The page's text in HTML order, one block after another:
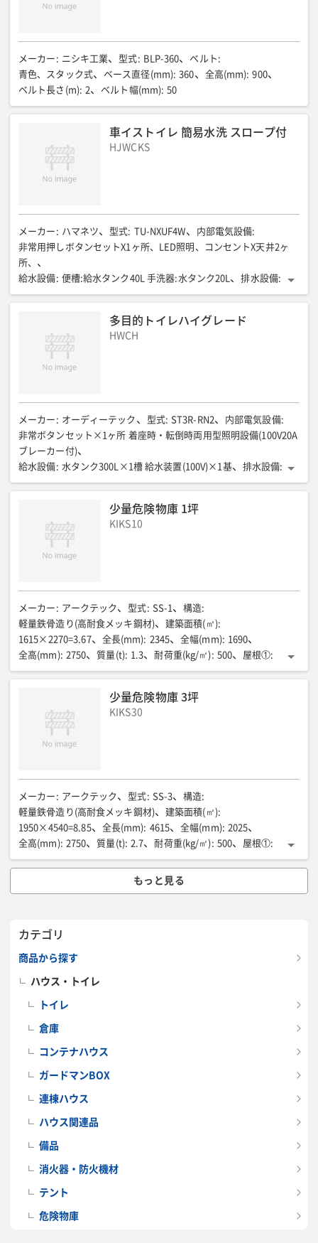
メーカー : ニシキ工業 型式: BLP-360 ベルト :
青色、スタック式
ベース直径(mm): 360 全高(mm): 900
ベルト長さ(m): 2 ベルト幅(mm): 50
車イストイレ 簡易水洗 スロープ付
HJWCKS
メーカー : ハマネツ 型式: TU-NXUF4W 内部電気設備:
非常用押しボタンセットX1ヶ所、LED照明、コンセントX天井2ヶ
所、
給水設備: 便槽:給水タンク40L 手洗器:水タンク20L 排水設備:
汚水タンク約120L
装備: 換気扇、洋式便座、手摺 ドア(mm):
2700 質量(kg): 630
多目的トイレハイグレード
HWCH
メーカー : オーディーテック 型式: ST3R-RN2 内部電気設備:
非常ボタンセット×1ヶ所 着座時・転倒時両用型照明設備(100V20A
ブレーカー付)
給水設備: 水タンク300L×1槽 給水装置(100V)×1基 排水設備:
汚水タンク300L×1槽 中継ポンプ槽100L(100V)×1基
装備:
チ)手すり、背もたれ、カウンター一体型洗面器、鏡×2枚、ベビー
ベット、ベビーチェア
長2020×幅1220×高150
少量危険物庫 1坪
KIKS10
メーカー : アークテック 型式: SS-1 構造:
軽量鉄骨造り(高耐食メッキ鋼材)
建築面積(㎡):
1615×2270=3.67
全長(mm): 2345 全幅(mm): 1690
全高(mm): 2750 質量(t): 1.3 耐荷重(kg/㎡): 500 屋根①:
ガルバリュウム鋼鈑 t=0.5
屋根②:
カラー角波鉄板 t=0.5(不燃認定NM-8697)
ガルバリュウム鋼鈑ルーフデッキ表し
金鏝押え/SUS製溜枡 H300×350×350
800×2000
建具 その他①: ドアクローザー/シリンダー錠
建具 その他②:
平成12年建設省告示第1369号に定める特定防火設備とする
電気設備①:
防雨型スイッチ/防雨型ブレーカーボックス 20Aブレーカー付
電気設備②: 安全増防爆蛍光灯 40Wx1 換気設備①:
回転式ベンチレーター/SUS引火防止網付
少量危険物庫 3坪
KIKS30
メーカー : アークテック 型式: SS-3 構造:
軽量鉄骨造り(高耐食メッキ鋼材)
建築面積(㎡):
1950×4540=8.85
全長(mm): 4615 全幅(mm): 2025
全高(mm): 2750 質量(t): 2.7 耐荷重(kg/㎡): 500 屋根①:
ガルバリュウム鋼鈑 t=0.5
屋根②:
ルーフデッキ H=88(不燃認定NM-8697)
金鏝押え/SUS製溜枡H300×350×350付
スチール製親子ドア
ドアクローザー/シリンダー錠/順位調整機付
平成12年建設省告示第1369号に定める特定防火設備とする
防雨型スイッチ/防雨型ブレーカーボックス 20Aブレーカー付
電気設備②: 安全増防爆蛍光灯 40W×1
SUSシームレス菅
換気設備③
屋内 鋼製スパイラルダクト 直径150mm t=0.5
もっと見る
カテゴリ
商品から探す
ハウス・トイレ
トイレ
倉庫
コンテナハウス
ガードマンBOX
連棟ハウス
ハウス関連品
備品
消火器・防火機材
テント
危険物庫